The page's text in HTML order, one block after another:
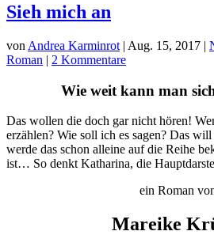
Sieh mich an
von Andrea Karminrot | Aug. 15, 2017 |
Roman | 2 Kommentare
Wie weit kann man
Das wollen die doch gar nicht hören!
erzählen? Wie soll ich es sagen? Das
werde das schon alleine auf die Reihe
ist… So denkt Katharina, die
ein Roman
Mareike